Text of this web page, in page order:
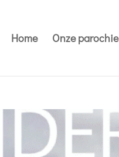
Home Onze parochie